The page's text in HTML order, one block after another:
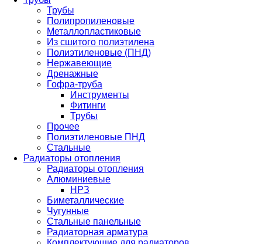
Трубы
Полипропиленовые
Металлопластиковые
Из сшитого полиэтилена
Полиэтиленовые (ПНД)
Нержавеющие
Дренажные
Гофра-труба
Инструменты
Фитинги
Трубы
Прочее
Полиэтиленовые ПНД
Стальные
Радиаторы отопления
Радиаторы отопления
Алюминиевые
НРЗ
Биметаллические
Чугунные
Стальные панельные
Радиаторная арматура